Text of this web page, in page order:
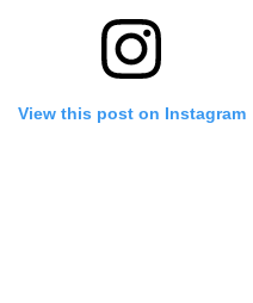
View this post on Instagram